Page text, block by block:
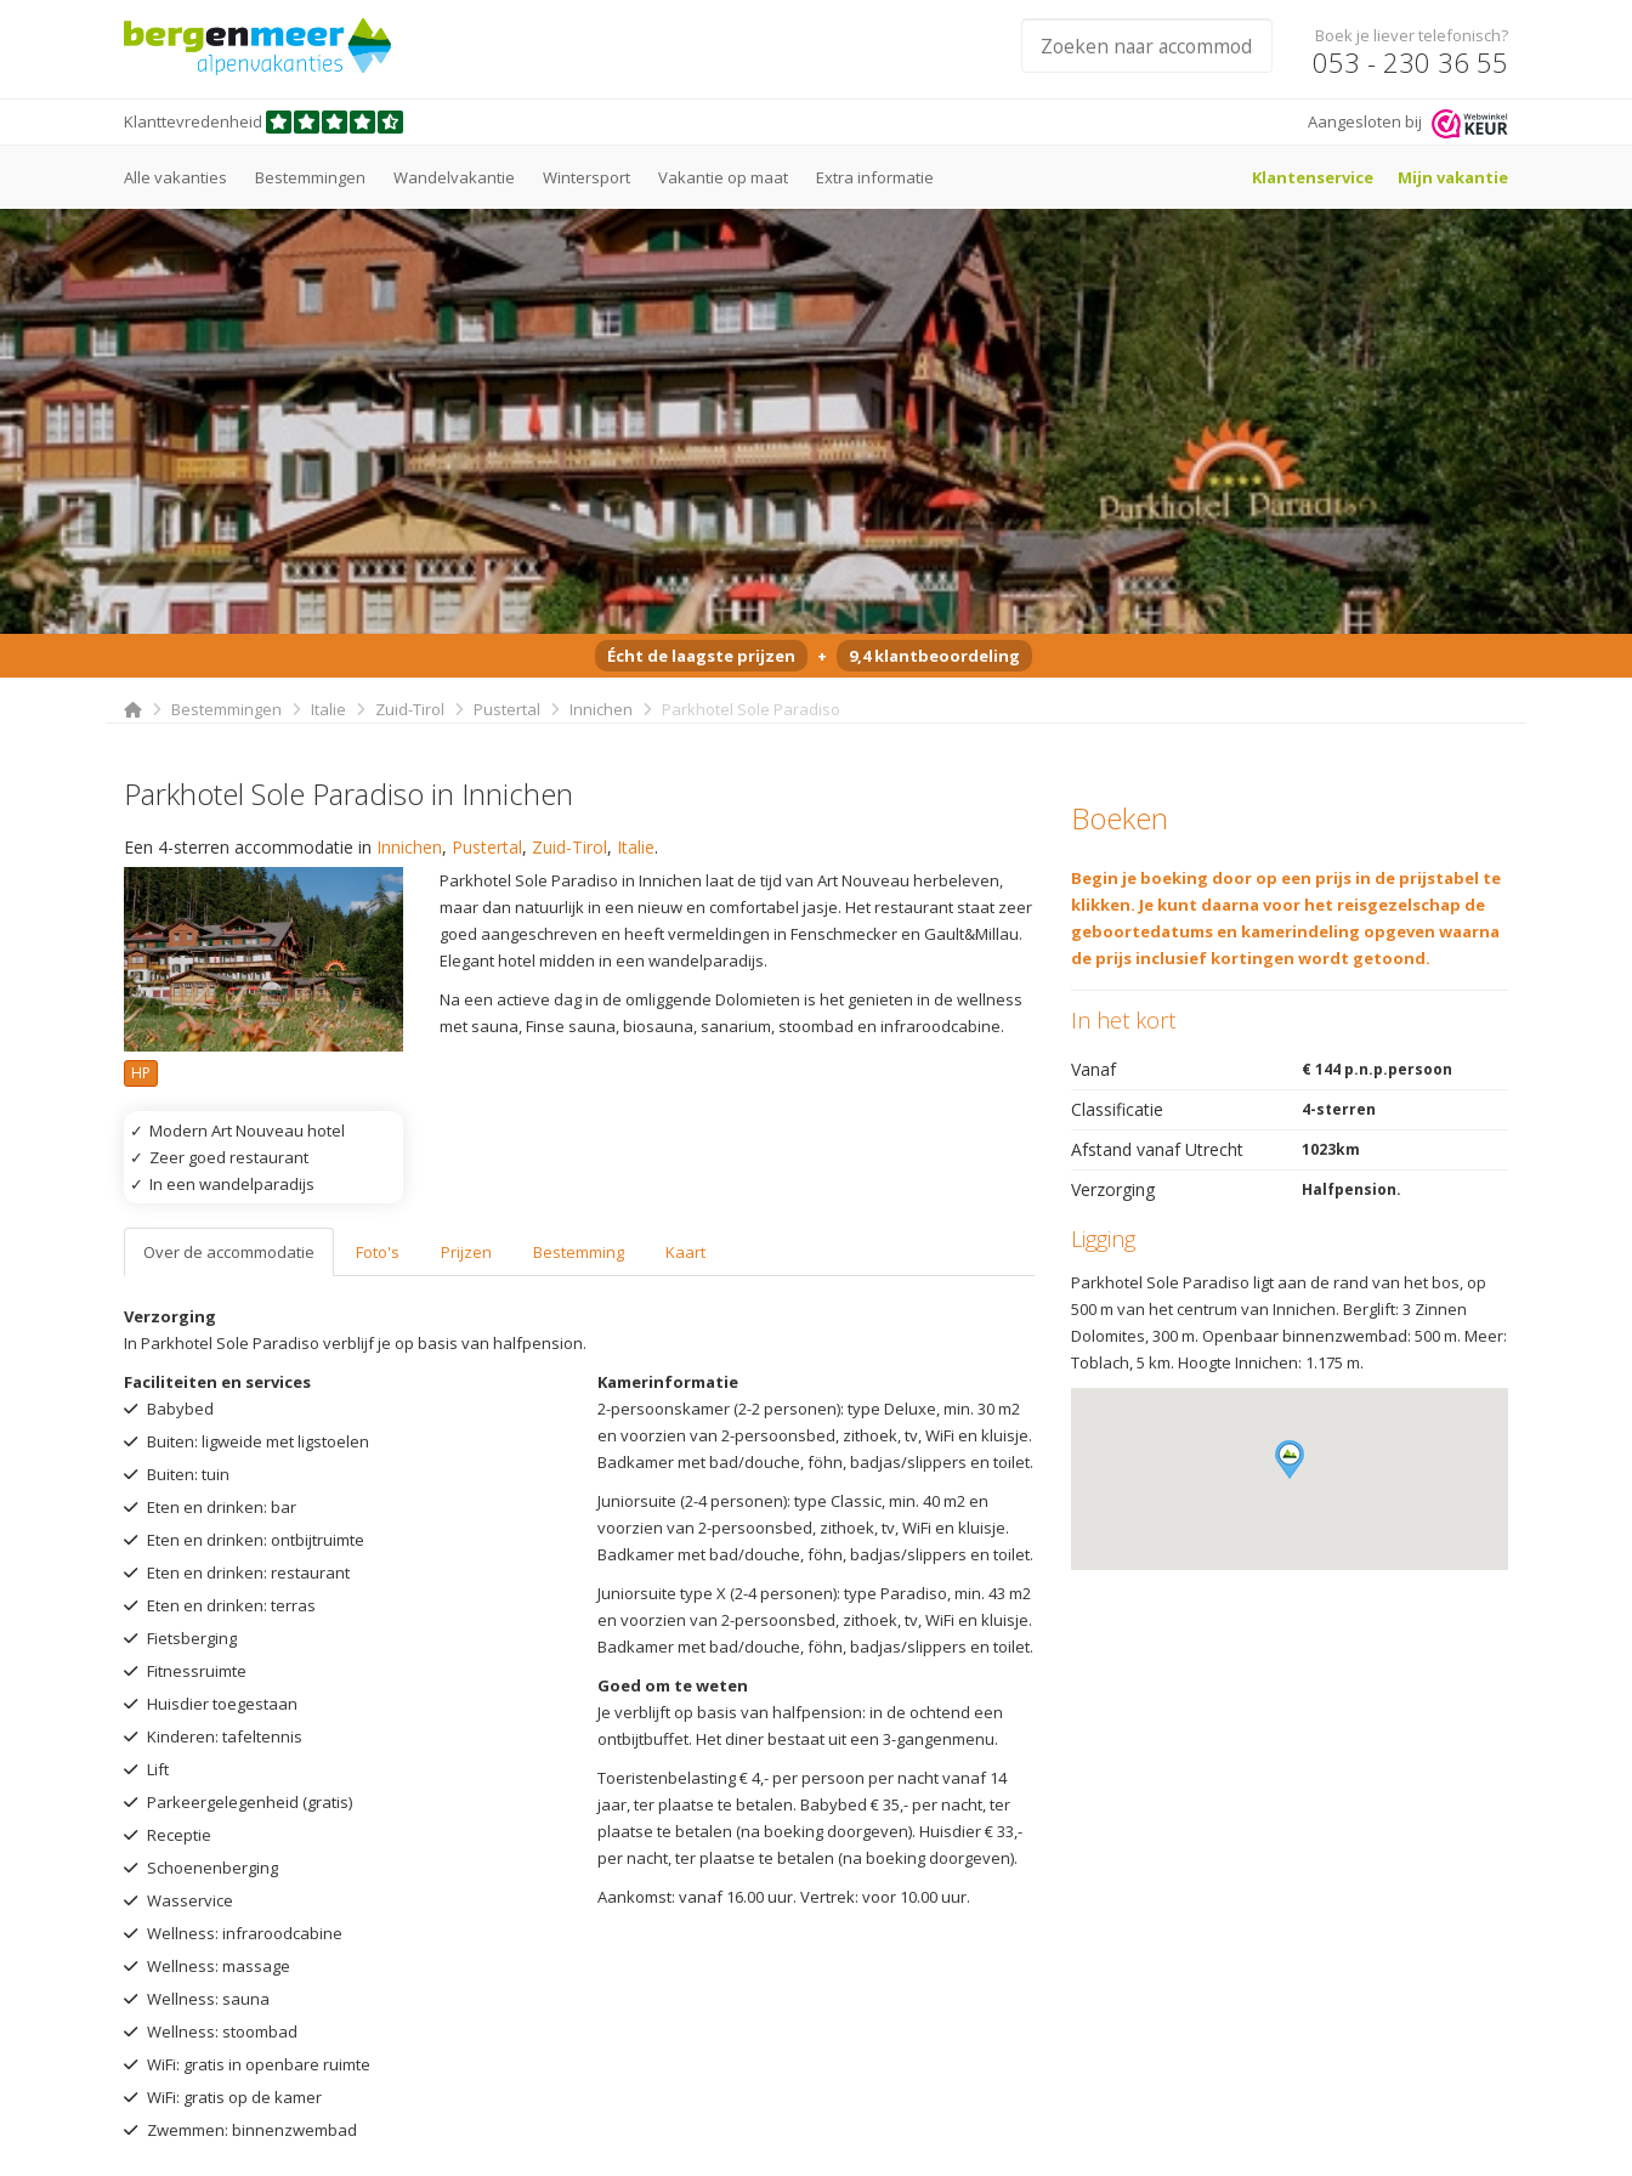
Boek je liever telefonisch?
053 - 230 36 55
Klanttevredenheid Aangesloten bij
Alle vakanties Bestemmingen Wandelvakantie Wintersport Vakantie op maat Extra informatie Klantenservice Mijn vakantie
Écht de laagste prijzen + 9,4 klantbeoordeling
Bestemmingen Italie Zuid-Tirol Pustertal Innichen Parkhotel Sole Paradiso
Parkhotel Sole Paradiso in Innichen
Een 4-sterren accommodatie in Innichen, Pustertal, Zuid-Tirol, Italie.
HP
✓ Modern Art Nouveau hotel
✓ Zeer goed restaurant
✓ In een wandelparadijs
Parkhotel Sole Paradiso in Innichen laat de tijd van Art Nouveau herbeleven,
maar dan natuurlijk in een nieuw en comfortabel jasje. Het restaurant staat zeer
goed aangeschreven en heeft vermeldingen in Fenschmecker en Gault&Millau.
Elegant hotel midden in een wandelparadijs.
Na een actieve dag in de omliggende Dolomieten is het genieten in de wellness
met sauna, Finse sauna, biosauna, sanarium, stoombad en infraroodcabine.
Over de accommodatie Foto's Prijzen Bestemming Kaart
Verzorging
In Parkhotel Sole Paradiso verblijf je op basis van halfpension.
Faciliteiten en services
Babybed
Buiten: ligweide met ligstoelen
Buiten: tuin
Eten en drinken: bar
Eten en drinken: ontbijtruimte
Eten en drinken: restaurant
Eten en drinken: terras
Fietsberging
Fitnessruimte
Huisdier toegestaan
Kinderen: tafeltennis
Lift
Parkeergelegenheid (gratis)
Receptie
Schoenenberging
Wasservice
Wellness: infraroodcabine
Wellness: massage
Wellness: sauna
Wellness: stoombad
WiFi: gratis in openbare ruimte
WiFi: gratis op de kamer
Zwemmen: binnenzwembad
Kamerinformatie
2-persoonskamer (2-2 personen): type Deluxe, min. 30 m2
en voorzien van 2-persoonsbed, zithoek, tv, WiFi en kluisje.
Badkamer met bad/douche, föhn, badjas/slippers en toilet.
Juniorsuite (2-4 personen): type Classic, min. 40 m2 en
voorzien van 2-persoonsbed, zithoek, tv, WiFi en kluisje.
Badkamer met bad/douche, föhn, badjas/slippers en toilet.
Juniorsuite type X (2-4 personen): type Paradiso, min. 43 m2
en voorzien van 2-persoonsbed, zithoek, tv, WiFi en kluisje.
Badkamer met bad/douche, föhn, badjas/slippers en toilet.
Goed om te weten
Je verblijft op basis van halfpension: in de ochtend een
ontbijtbuffet. Het diner bestaat uit een 3-gangenmenu.
Toeristenbelasting € 4,- per persoon per nacht vanaf 14
jaar, ter plaatse te betalen. Babybed € 35,- per nacht, ter
plaatse te betalen (na boeking doorgeven). Huisdier € 33,-
per nacht, ter plaatse te betalen (na boeking doorgeven).
Aankomst: vanaf 16.00 uur. Vertrek: voor 10.00 uur.
Boeken
Begin je boeking door op een prijs in de prijstabel te
klikken. Je kunt daarna voor het reisgezelschap de
geboortedatums en kamerindeling opgeven waarna
de prijs inclusief kortingen wordt getoond.
In het kort
Vanaf € 144 p.n.p.persoon
Classificatie 4-sterren
Afstand vanaf Utrecht 1023km
Verzorging Halfpension.
Ligging
Parkhotel Sole Paradiso ligt aan de rand van het bos, op
500 m van het centrum van Innichen. Berglift: 3 Zinnen
Dolomites, 300 m. Openbaar binnenzwembad: 500 m. Meer:
Toblach, 5 km. Hoogte Innichen: 1.175 m.